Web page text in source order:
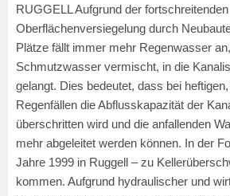
RUGGELL Aufgrund der fortschreitenden
Oberflächenversiegelung durch
Plätze fällt immer mehr Regenwasser
Schmutzwasser vermischt, in die
gelangt. Dies bedeutet, dass bei
Regenfällen die Abflusskapazität der
überschritten wird und die anfallenden
mehr abgeleitet werden können. In der
Jahre 1999 in Ruggell – zu
kommen. Aufgrund hydraulischer und